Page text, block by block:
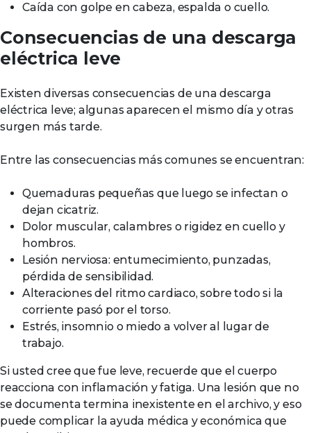
Caída con golpe en cabeza, espalda o cuello.
Consecuencias de una descarga
eléctrica leve
Existen diversas consecuencias de una descarga
eléctrica leve; algunas aparecen el mismo día y otras
surgen más tarde.
Entre las consecuencias más comunes se encuentran:
Quemaduras pequeñas que luego se infectan o
dejan cicatriz.
Dolor muscular, calambres o rigidez en cuello y
hombros.
Lesión nerviosa: entumecimiento, punzadas,
pérdida de sensibilidad.
Alteraciones del ritmo cardiaco, sobre todo si la
corriente pasó por el torso.
Estrés, insomnio o miedo a volver al lugar de
trabajo.
Si usted cree que fue leve, recuerde que el cuerpo
reacciona con inflamación y fatiga. Una lesión que no
se documenta termina inexistente en el archivo, y eso
puede complicar la ayuda médica y económica que